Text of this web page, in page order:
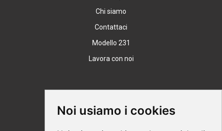
Noi usiamo i cookies
Chi siamo
Contattaci
Modello 231
Lavora con noi
Supporto